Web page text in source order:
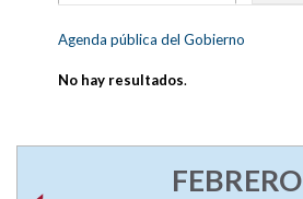
Agenda pública del Gobierno
No hay resultados.
FEBRERO